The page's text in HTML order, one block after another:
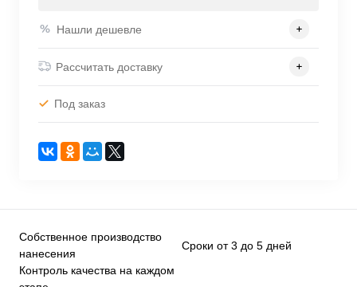
Нашли дешевле
Рассчитать доставку
Под заказ
Собственное производство
нанесения
Сроки от 3 до 5 дней
Контроль качества на каждом